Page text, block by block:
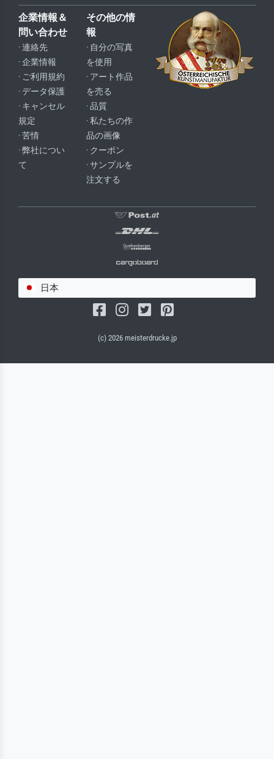
企業情報＆
問い合わせ
· 連絡先
· 企業情報
· ご利用規約
· データ保護
· キャンセル
規定
· 苦情
· 弊社につい
て
その他の情
報
· 自分の写真
を使用
· アート作品
を売る
· 品質
· 私たちの作
品の画像
· クーポン
· サンプルを
注文する
日本
(c) 2026 meisterdrucke.jp